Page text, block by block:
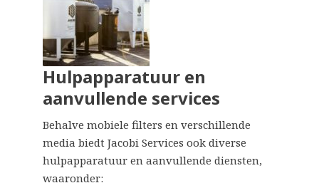
Hulpapparatuur en
aanvullende services
Behalve mobiele filters en verschillende
media biedt Jacobi Services ook diverse
hulpapparatuur en aanvullende diensten,
waaronder: